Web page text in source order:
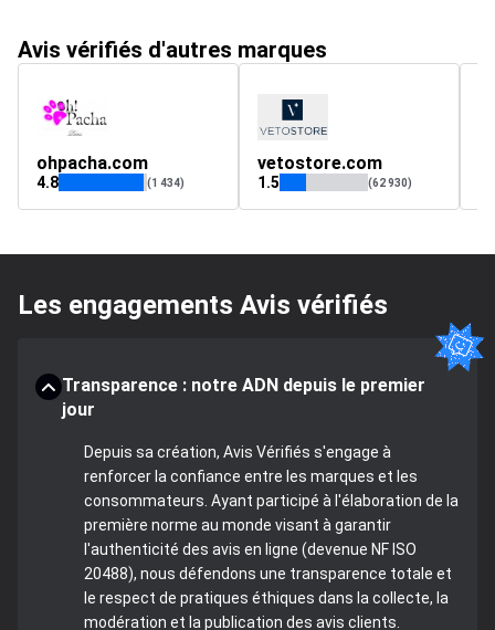
Avis vérifiés d'autres marques
ohpacha.com
4.8 (1 434)
vetostore.com
1.5 (62 930)
Les engagements Avis vérifiés
Transparence : notre ADN depuis le premier
jour
Depuis sa création, Avis Vérifiés s'engage à
renforcer la confiance entre les marques et les
consommateurs. Ayant participé à l'élaboration de la
première norme au monde visant à garantir
l'authenticité des avis en ligne (devenue NF ISO
20488), nous défendons une transparence totale et
le respect de pratiques éthiques dans la collecte, la
modération et la publication des avis clients.